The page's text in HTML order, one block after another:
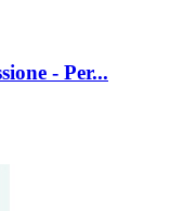
- Per...